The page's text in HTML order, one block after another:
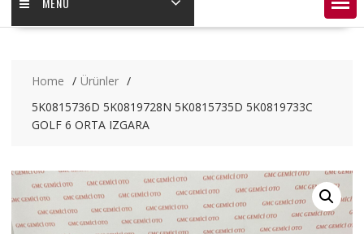
Home
Ürünler
5K0815736D 5K0819728N 5K0815735D 5K0819733C
GOLF 6 ORTA IZGARA